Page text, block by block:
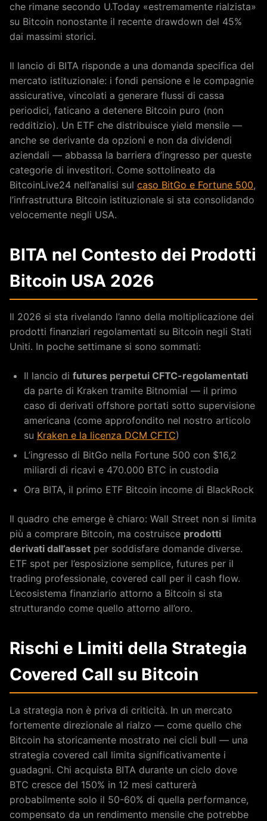
che rimane secondo U.Today «estremamente rialzista»
su Bitcoin nonostante il recente drawdown del 45%
dai massimi storici.
Il lancio di BITA risponde a una domanda specifica del
mercato istituzionale: i fondi pensione e le compagnie
assicurative, vincolati a generare flussi di cassa
periodici, faticano a detenere Bitcoin puro (non
redditizio). Un ETF che distribuisce yield mensile —
anche se derivante da opzioni e non da dividendi
aziendali — abbassa la barriera d’ingresso per queste
categorie di investitori. Come sottolineato da
BitcoinLive24 nell’analisi sul caso BitGo e Fortune 500,
l’infrastruttura Bitcoin istituzionale si sta consolidando
velocemente negli USA.
BITA nel Contesto dei Prodotti
Bitcoin USA 2026
Il 2026 si sta rivelando l’anno della moltiplicazione dei
prodotti finanziari regolamentati su Bitcoin negli Stati
Uniti. In poche settimane si sono sommati:
Il lancio di futures perpetui CFTC-regolamentati
da parte di Kraken tramite Bitnomial — il primo
caso di derivati offshore portati sotto supervisione
americana (come approfondito nel nostro articolo
su Kraken e la licenza DCM CFTC)
L’ingresso di BitGo nella Fortune 500 con $16,2
miliardi di ricavi e 470.000 BTC in custodia
Ora BITA, il primo ETF Bitcoin income di BlackRock
Il quadro che emerge è chiaro: Wall Street non si limita
più a comprare Bitcoin, ma costruisce prodotti
derivati dall’asset per soddisfare domande diverse.
ETF spot per l’esposizione semplice, futures per il
trading professionale, covered call per il cash flow.
L’ecosistema finanziario attorno a Bitcoin si sta
strutturando come quello attorno all’oro.
Rischi e Limiti della Strategia
Covered Call su Bitcoin
La strategia non è priva di criticità. In un mercato
fortemente direzionale al rialzo — come quello che
Bitcoin ha storicamente mostrato nei cicli bull — una
strategia covered call limita significativamente i
guadagni. Chi acquista BITA durante un ciclo dove
BTC cresce del 150% in 12 mesi catturerà
probabilmente solo il 50-60% di quella performance,
compensato da un rendimento mensile che potrebbe